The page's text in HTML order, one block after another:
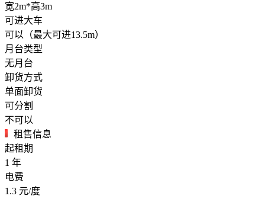
宽2m*高3m
可进大车
可以（最大可进13.5m）
月台类型
无月台
卸货方式
单面卸货
可分割
不可以
租售信息
起租期
1 年
电费
1.3 元/度